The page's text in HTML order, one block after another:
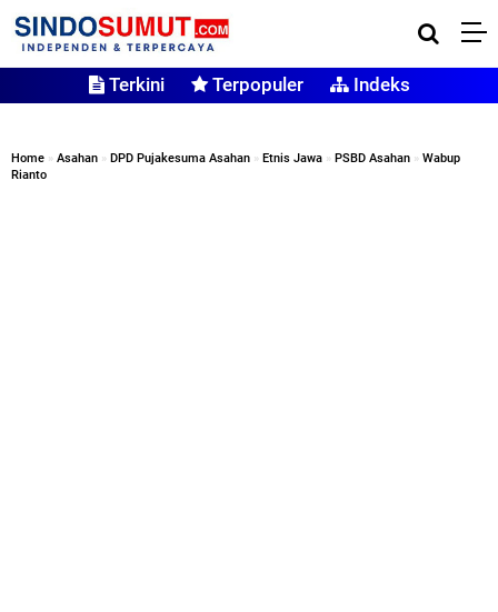
Terkini Terpopuler Indeks
Home » Asahan » DPD Pujakesuma Asahan » Etnis Jawa » PSBD Asahan » Wabup
Rianto